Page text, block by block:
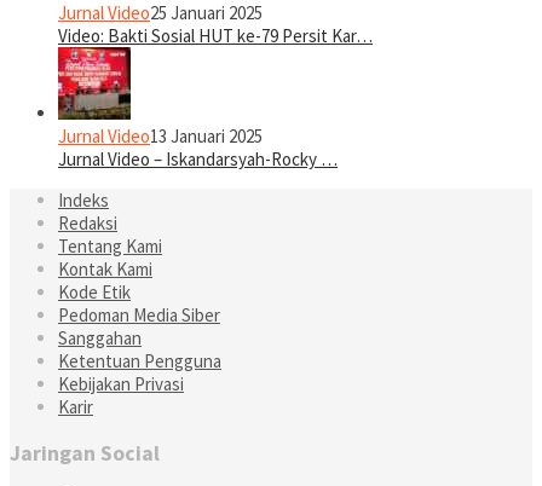
Jurnal Video25 Januari 2025
Video: Bakti Sosial HUT ke-79 Persit Kar…
Jurnal Video13 Januari 2025
Jurnal Video – Iskandarsyah-Rocky …
Indeks
Redaksi
Tentang Kami
Kontak Kami
Kode Etik
Pedoman Media Siber
Sanggahan
Ketentuan Pengguna
Kebijakan Privasi
Karir
Jaringan Social